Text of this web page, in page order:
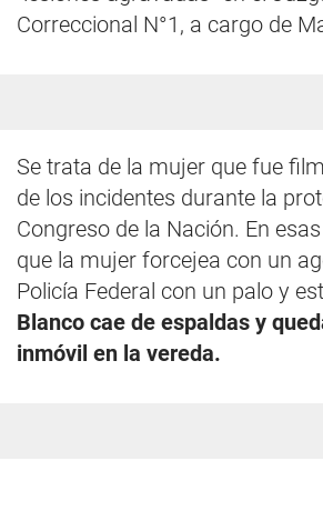
Correccional N°1, a cargo de
Se trata de la mujer que fue
de los incidentes durante la
Congreso de la Nación. En
que la mujer forcejea con un
Policía Federal con un palo y
Blanco cae de espaldas y
inmóvil en la vereda.